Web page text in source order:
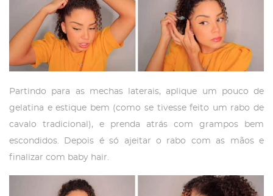
Partindo para as mechas laterais, aplique um pouco de
gelatina e estique bem (como se tivesse feito um rabo de
cavalo tradicional), e prenda atrás com grampos bem
escondidos. Depois é só ajeitar o rabo com as mãos e
finalizar com baby hair.